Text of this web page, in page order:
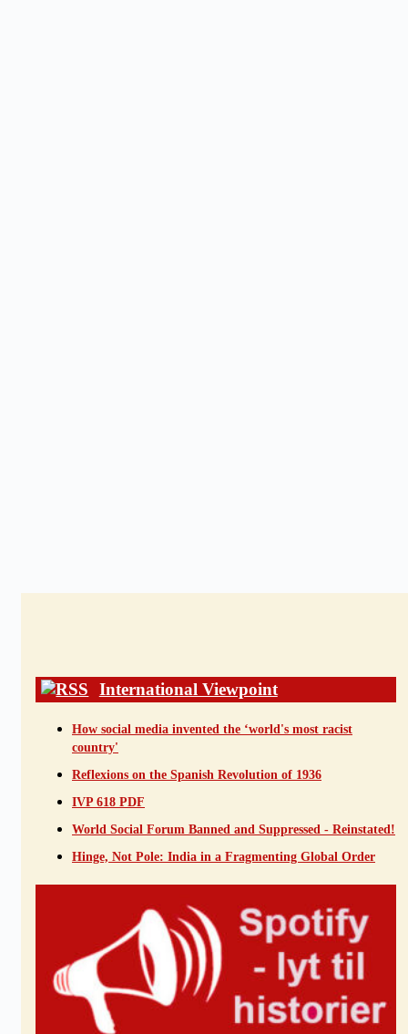
International Viewpoint
How social media invented the ‘world's most racist
country'
Reflexions on the Spanish Revolution of 1936
IVP 618 PDF
World Social Forum Banned and Suppressed - Reinstated!
Hinge, Not Pole: India in a Fragmenting Global Order